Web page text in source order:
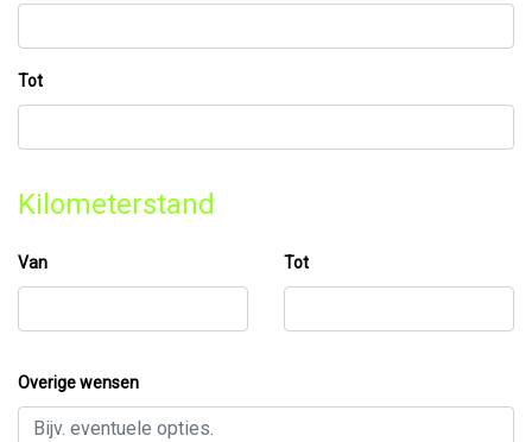
Tot
Kilometerstand
Van Tot
Overige wensen